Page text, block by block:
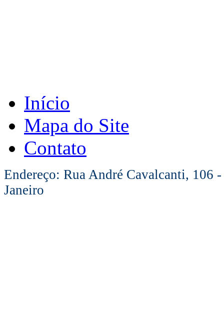
Início
Mapa do Site
Contato
Endereço: Rua André Cavalcanti, 106
Janeiro